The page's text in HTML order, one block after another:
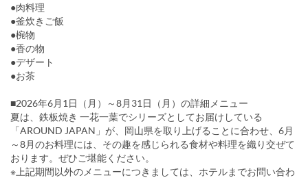
●肉料理
●釜炊きご飯
●椀物
●香の物
●デザート
●お茶
■2026年6月1日（月）～8月31日（月）の詳細メニュー
夏は、鉄板焼き 一花一葉でシリーズとしてお届けしている
「AROUND JAPAN」が、岡山県を取り上げることに合わせ、6月
～8月のお料理には、その趣を感じられる食材や料理を織り交ぜて
おります。ぜひご堪能ください。
※上記期間以外のメニューにつきましては、ホテルまでお問い合わ